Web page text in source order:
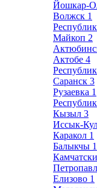
Йошкар-
Волжск 1
Майкоп 2
Актобе 4
Саранск 3
Рузаевка 1
Кызыл 3
Иссык-
Каракол 1
Балыкчы 1
Елизово 1